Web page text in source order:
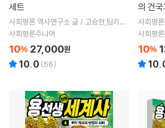
세트
사회평론 역사연구소 글 / 고승현,팀키즈
그림
사회평론주니어
10% 27,000원
10.0 (56)
의 건
사회평
그림 / 정
사회평
10%